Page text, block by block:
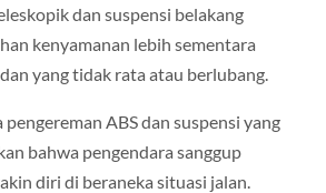
dan suspensi belakang
kenyamanan lebih sementara
yang tidak rata atau berlubang.
ABS dan suspensi yang
bahwa pengendara sanggup
diri di beraneka situasi jalan.